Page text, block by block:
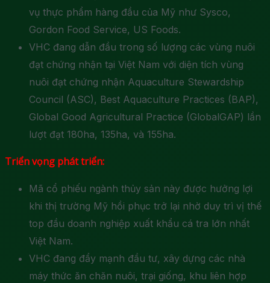
vụ thực phẩm hàng đầu của Mỹ như Sysco,
Gordon Food Service, US Foods.
VHC đang dẫn đầu trong số lượng các vùng nuôi
đạt chứng nhận tại Việt Nam với diện tích vùng
nuôi đạt chứng nhận Aquaculture Stewardship
Council (ASC), Best Aquaculture Practices (BAP),
Global Good Agricultural Practice (GlobalGAP) lần
lượt đạt 180ha, 135ha, và 155ha.
Triển vọng phát triển:
Mã cổ phiếu ngành thủy sản này được hưởng lợi
khi thị trường Mỹ hồi phục trở lại nhờ duy trì vị thế
top đầu doanh nghiệp xuất khẩu cá tra lớn nhất
Việt Nam.
VHC đang đẩy mạnh đầu tư, xây dựng các nhà
máy thức ăn chăn nuôi, trại giống, khu liên hợp